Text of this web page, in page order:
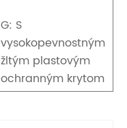
G: S
vysokopevnostným
žltým plastovým
ochranným krytom